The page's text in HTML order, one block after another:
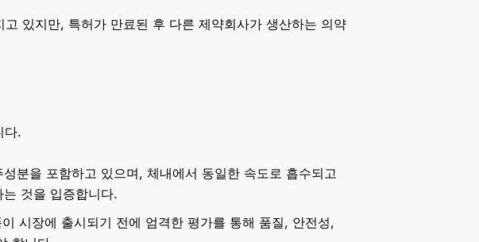
있지만, 특허가 만료된 후 다른 제약회사가 생산하는 의약
다.
분을 포함하고 있으며, 체내에서 동일한 속도로 흡수되고
것을 입증합니다.
시장에 출시되기 전에 엄격한 평가를 통해 품질, 안전성,